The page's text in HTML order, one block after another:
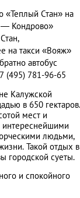
«Теплый Стан» на
— Кондрово»
на такси «Вояж»
автобус
(495) 781-96-65
Калужской
в 650 гектаров.
мест и
интереснейшими
людьми,
Такой отдых в
городской суеты.
и спокойного